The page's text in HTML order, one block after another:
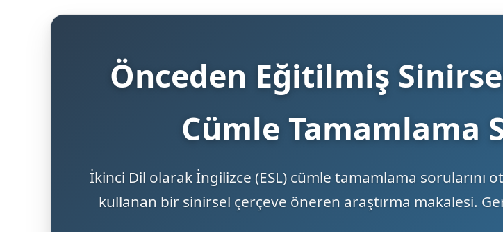
Önceden Eğitilmiş
Cümle Tamamlama
İkinci Dil olarak İngilizce (ESL) cümle tamamlama
kullanan bir sinirsel çerçeve öneren araştırma makalesi.